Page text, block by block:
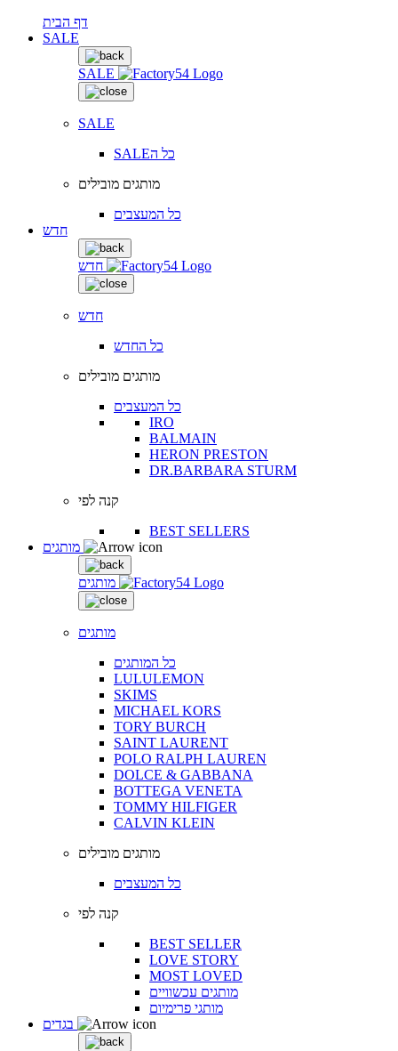
דף הבית
SALE
SALE
SALE
SALEכל ה
מותגים מובילים
כל המעצבים
חדש
חדש
חדש
כל החדש
מותגים מובילים
כל המעצבים
IRO
BALMAIN
HERON PRESTON
DR.BARBARA STURM
קנה לפי
BEST SELLERS
מותגים
מותגים
כל המותגים
LULULEMON
SKIMS
MICHAEL KORS
TORY BURCH
SAINT LAURENT
POLO RALPH LAUREN
DOLCE & GABBANA
BOTTEGA VENETA
TOMMY HILFIGER
CALVIN KLEIN
מותגים מובילים
כל המעצבים
קנה לפי
BEST SELLER
LOVE STORY
MOST LOVED
מותגים עכשוויים
מותגי פרימיום